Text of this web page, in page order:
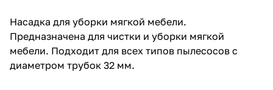
Насадка для уборки мягкой мебели.
Предназначена для чистки и уборки мягкой
мебели. Подходит для всех типов пылесосов с
диаметром трубок 32 мм.
plait.ru